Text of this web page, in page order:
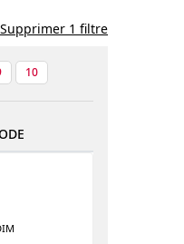
Supprimer 1 filtre
10